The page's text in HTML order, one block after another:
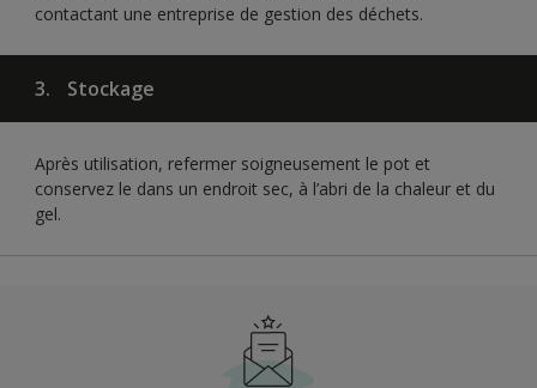
contactant une entreprise de gestion des déchets.
3. Stockage
Après utilisation, refermer soigneusement le pot et
conservez le dans un endroit sec, à l’abri de la chaleur et du
gel.